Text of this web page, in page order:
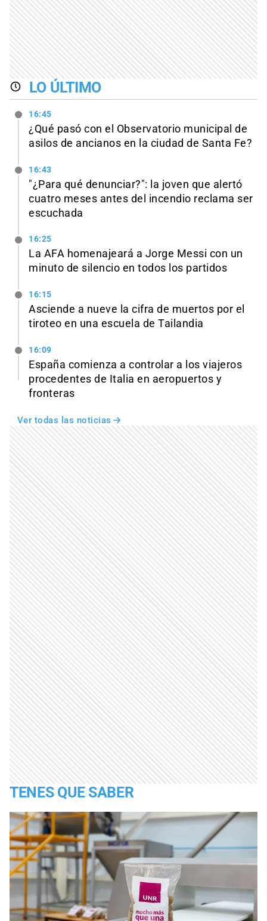
LO ÚLTIMO
16:45
¿Qué pasó con el Observatorio municipal de
asilos de ancianos en la ciudad de Santa Fe?
16:43
"¿Para qué denunciar?": la joven que alertó
cuatro meses antes del incendio reclama ser
escuchada
16:25
La AFA homenajeará a Jorge Messi con un
minuto de silencio en todos los partidos
16:15
Asciende a nueve la cifra de muertos por el
tiroteo en una escuela de Tailandia
16:09
España comienza a controlar a los viajeros
procedentes de Italia en aeropuertos y
fronteras
Ver todas las noticias
TENES QUE SABER